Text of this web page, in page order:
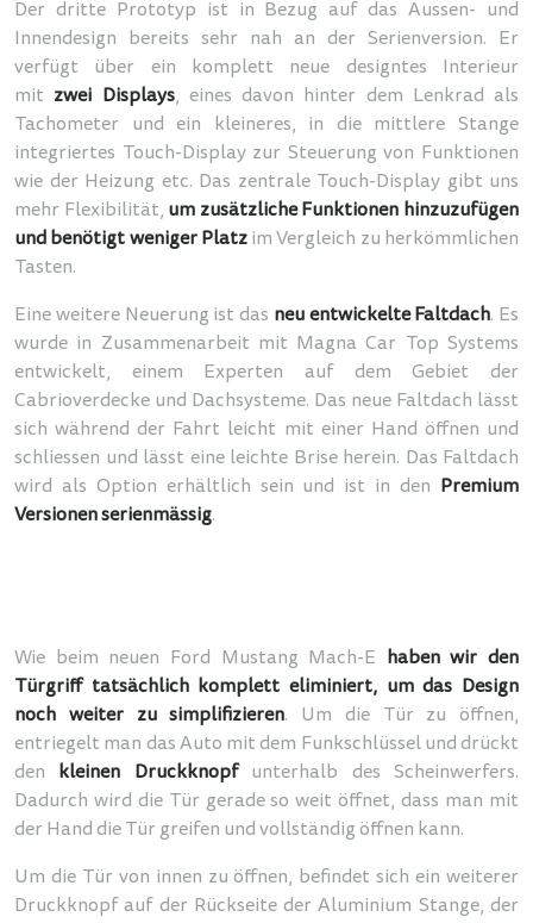
Der dritte Prototyp ist in Bezug auf das Aussen- und
Innendesign bereits sehr nah an der Serienversion. Er
verfügt über ein komplett neue designtes Interieur
mit zwei Displays, eines davon hinter dem Lenkrad als
Tachometer und ein kleineres, in die mittlere Stange
integriertes Touch-Display zur Steuerung von Funktionen
wie der Heizung etc. Das zentrale Touch-Display gibt uns
mehr Flexibilität, um zusätzliche Funktionen hinzuzufügen
und benötigt weniger Platzim Vergleich zu herkömmlichen
Tasten.
Eine weitere Neuerung ist das neu entwickelte Faltdach. Es
wurde in Zusammenarbeit mit Magna Car Top Systems
entwickelt, einem Experten auf dem Gebiet der
Cabrioverdecke und Dachsysteme. Das neue Faltdach lässt
sich während der Fahrt leicht mit einer Hand öffnen und
schliessen und lässt eine leichte Brise herein. Das Faltdach
wird als Option erhältlich sein und ist in den Premium
Versionen serienmässig.
Wie beim neuen Ford Mustang Mach-E
haben wir den
Türgriff tatsächlich komplett eliminiert, um das Design
noch weiter zu simplifizieren. Um die Tür zu öffnen,
entriegelt man das Auto mit dem Funkschlüssel und drückt
den
kleinen Druckknopfunterhalb des Scheinwerfers.
Dadurch wird die Tür gerade so weit öffnet, dass man mit
der Hand die Tür greifen und vollständig öffnen kann.
Um die Tür von innen zu öffnen, befindet sich ein weiterer
Druckknopf auf der Rückseite der Aluminium Stange, der